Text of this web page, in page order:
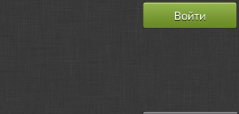
Войти